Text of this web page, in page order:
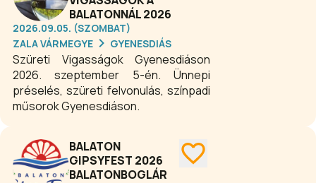
éjszakáin a gyenesdiási Kárpáti
korzón. A fesztivál inGyenes!
BALATONNÁL 2026
2026.09.05. (SZOMBAT)
ZALA VÁRMEGYE
GYENESDIÁS
Szüreti Vigasságok Gyenesdiáson
2026. szeptember 5-én. Ünnepi
préselés, szüreti felvonulás, színpadi
műsorok Gyenesdiáson.
BALATON
GIPSYFEST 2026
BALATONBOGLÁR